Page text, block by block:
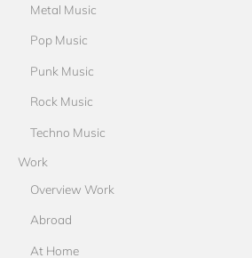
Metal Music
Pop Music
Punk Music
Rock Music
Techno Music
Work
Overview Work
Abroad
At Home